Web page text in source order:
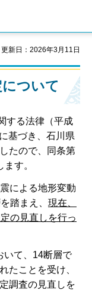
更新日：2026年3月11日
ついて
する法律（平成
基づき、石川県
たので、同条第
ます。
による地形変動
踏まえ、 現在、
の見直しを行っ
いて、14断層で
たことを受け、
調査の見直しを